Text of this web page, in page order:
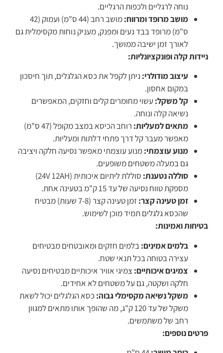
נוחה לרגליים ולכפות הרגליים.
מושב מרופד ומרווח:
מושב רחב (44 ס"מ) ועמוק (42
ס"מ) מרופד בבד נעים ומפנק, מעניק נוחות מקסימלית גם
לאורך זמן ישיבה ממושך.
ניידות קלה ופונקציונליות:
עיצוב מודולרי: ניתן לקפל את כסא הגלגלים, תוך חיסכון
במקום אחסון.
קל משקל: עשוי מחומרים קלים וחזקים, המאפשרים
נשיאה קלה ונוחה.
מתאים למעליות:
רוחב הכיסא במצב מקופל (47 ס"מ)
מאפשר מעבר קל דרך פתחי דלתות ומעליות.
מנוע עוצמתי:מנוע עוצמתי מאפשר נסיעה חלקה ויציבה
גם במעלה משטחים משופעים.
סוללה נטענת:
סוללת ליתיום איכותית (24V 12AH)
מספקת טווח נסיעה של עד 15 ק"מ בטעינה אחת.
זמן טעינה קצר:
זמן טעינה קצר (7-8 שעות) מבטיח
שהכסא גלגלים תמיד מוכן לשימוש.
בטיחות ואמינות:
בלמים אמינים:בלמים חזקים ומאובטחים מבטיחים
עצירה בטוחה בכל תנאי שטח.
צמיגים איכותיים: צמיגי אוויר איכותיים מבטיחים נסיעה
חלקה ושקטה, גם על משטחים לא אחידים.
משקל נשיאה מקסימלי גבוה: כסא הגלגלים יכול לשאת
משקל של עד 120 ק"ג, מה שהופך אותו מתאים למגוון
רחב של משתמשים.
פרטים נוספים: